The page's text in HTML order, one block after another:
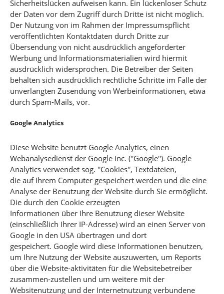
Sicherheitslücken aufweisen kann. Ein lückenloser Schutz
der Daten vor dem Zugriff durch Dritte ist nicht möglich.
Der Nutzung von im Rahmen der Impressumspflicht
veröffentlichten Kontaktdaten durch Dritte zur
Übersendung von nicht ausdrücklich angeforderter
Werbung und Informationsmaterialien wird hiermit
ausdrücklich widersprochen. Die Betreiber der Seiten
behalten sich ausdrücklich rechtliche Schritte im Falle der
unverlangten Zusendung von Werbeinformationen, etwa
durch Spam-Mails, vor.
Google Analytics
Diese Website benutzt Google Analytics, einen
Webanalysedienst der Google Inc. (''Google''). Google
Analytics verwendet sog. ''Cookies'', Textdateien,
die auf Ihrem Computer gespeichert werden und die eine
Analyse der Benutzung der Website durch Sie ermöglicht.
Die durch den Cookie erzeugten
Informationen über Ihre Benutzung dieser Website
(einschließlich Ihrer IP-Adresse) wird an einen Server von
Google in den USA übertragen und dort
gespeichert. Google wird diese Informationen benutzen,
um Ihre Nutzung der Website auszuwerten, um Reports
über die Website-aktivitäten für die Websitebetreiber
zusammen-zustellen und um weitere mit der
Websitenutzung und der Internetnutzung verbundene